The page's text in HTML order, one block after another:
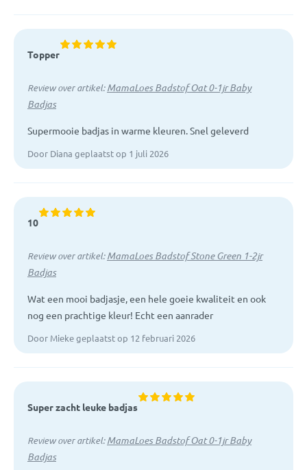
Topper
Review over artikel:MamaLoes Badstof Oat 0-1jr Baby
Badjas
Supermooie badjas in warme kleuren. Snel geleverd
Door Diana geplaatst op 1 juli 2026
10
Review over artikel:MamaLoes Badstof Stone Green 1-2jr
Badjas
Wat een mooi badjasje, een hele goeie kwaliteit en ook
nog een prachtige kleur! Echt een aanrader
Door Mieke geplaatst op 12 februari 2026
Super zacht leuke badjas
Review over artikel:MamaLoes Badstof Oat 0-1jr Baby
Badjas